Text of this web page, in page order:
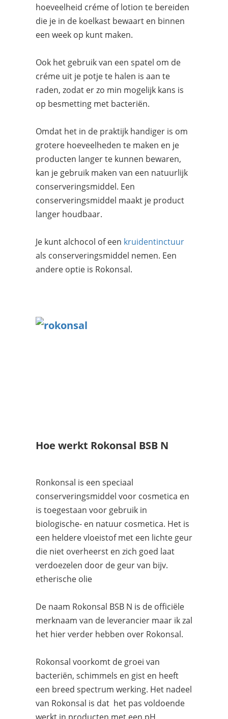
hoeveelheid créme of lotion te bereiden
die je in de koelkast bewaart en binnen
een week op kunt maken.
Ook het gebruik van een spatel om de
créme uit je potje te halen is aan te
raden, zodat er zo min mogelijk kans is
op besmetting met bacteriën.
Omdat het in de praktijk handiger is om
grotere hoeveelheden te maken en je
producten langer te kunnen bewaren,
kan je gebruik maken van een natuurlijk
conserveringsmiddel. Een
conserveringsmiddel maakt je product
langer houdbaar.
Je kunt alchocol of een kruidentinctuur
als conserveringsmiddel nemen. Een
andere optie is Rokonsal.
Hoe werkt Rokonsal BSB N
Ronkonsal is een speciaal
conserveringsmiddel voor cosmetica en
is toegestaan voor gebruik in
biologische- en natuur cosmetica. Het is
een heldere vloeistof met een lichte geur
die niet overheerst en zich goed laat
verdoezelen door de geur van bijv.
etherische olie
De naam Rokonsal BSB N is de officiële
merknaam van de leverancier maar ik zal
het hier verder hebben over Rokonsal.
Rokonsal voorkomt de groei van
bacteriën, schimmels en gist en heeft
een breed spectrum werking. Het nadeel
van Rokonsal is dat het pas voldoende